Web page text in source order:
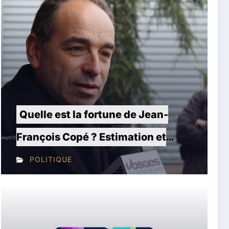
Quelle est la fortune de Jean-
Copé ? Estimation et
de son patrimoine
POLITIQUE